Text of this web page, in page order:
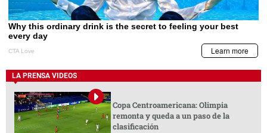
LA PRENSA VIDEOS
Copa Centroamericana: Olimpia
remonta y queda a un paso de la
clasificación